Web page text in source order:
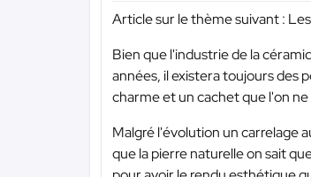
Article sur le thème suivant :
Bien que l'industrie de la
années, il existera toujours des
charme et un cachet que l'on
Malgré l'évolution un carrelage
que la pierre naturelle on sait